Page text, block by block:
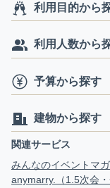
利用目的から
利用人数から
予算から探す
建物から探す
関連サービス
みんなのイベントマ
anymarry.（1.5次会・